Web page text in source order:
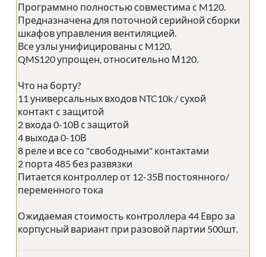
Программно полностью совместима с M120.
Предназначена для поточной серийной сборки
шкафов управления вентиляцией.
Все узлы унифицированы с M120.
QMS120 упрощен, относительно М120.
Что на борту?
11 универсальных входов NTC10k / сухой
контакт с защитой
2 входа 0-10В с защитой
4 выхода 0-10В
8 реле и все со "свободными" контактами
2 порта 485 без развязки
Питается контроллер от 12-35В постоянного/
переменного тока
Ожидаемая стоимость контроллера 44 Евро за
корпусный вариант при разовой партии 500шт.